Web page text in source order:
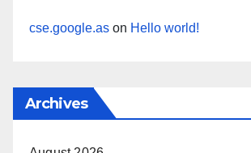
cse.google.as on Hello world!
Archives